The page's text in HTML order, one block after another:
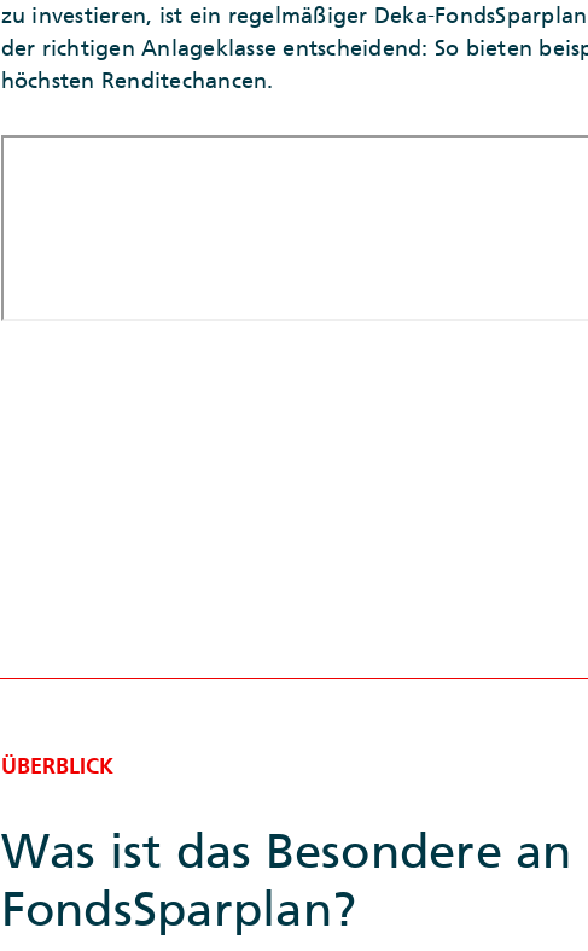
zu investieren, ist ein regelmäßiger Deka-
der richtigen Anlageklasse entscheidend: So bieten
höchsten Renditechancen.
ÜBERBLICK
Was ist das Besondere an
FondsSparplan?